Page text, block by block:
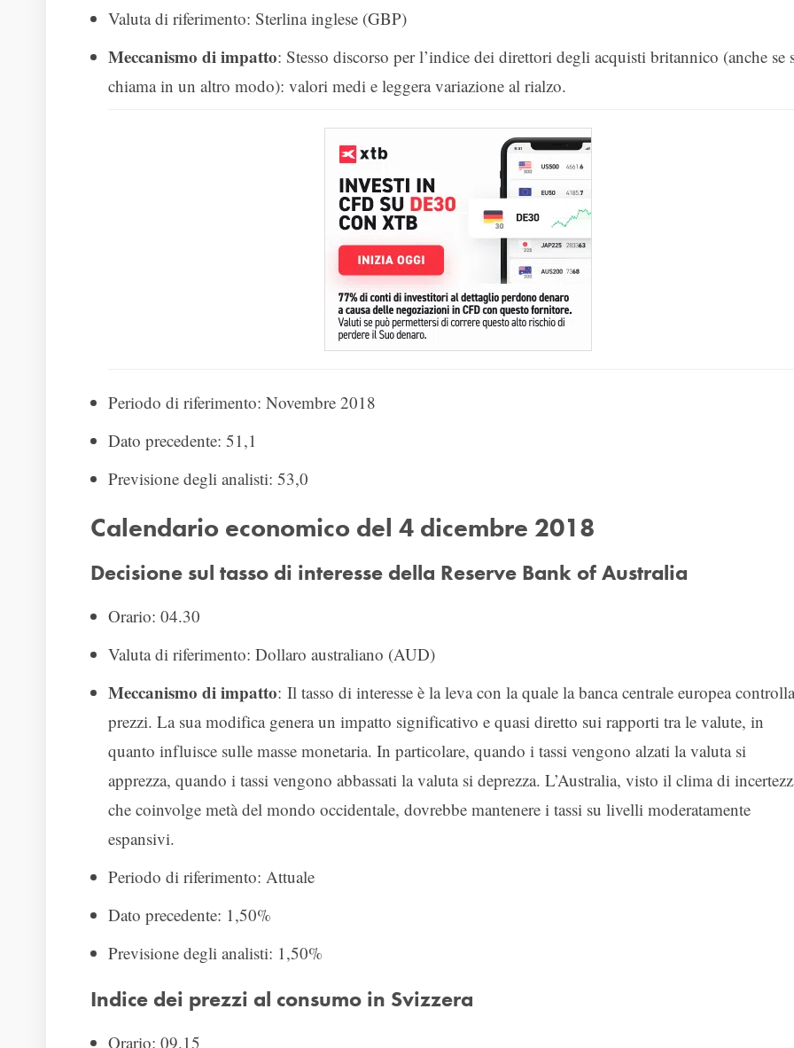
Valuta di riferimento: Sterlina inglese (GBP)
Meccanismo di impatto: Stesso discorso per l’indice dei direttori degli acquisti britannico (anche se
chiama in un altro modo): valori medi e leggera variazione al rialzo.
Periodo di riferimento: Novembre 2018
Dato precedente: 51,1
Previsione degli analisti: 53,0
Calendario economico del 4 dicembre 2018
Decisione sul tasso di interesse della Reserve Bank of Australia
Orario: 04.30
Valuta di riferimento: Dollaro australiano (AUD)
Meccanismo di impatto: Il tasso di interesse è la leva con la quale la banca centrale europea
prezzi. La sua modifica genera un impatto significativo e quasi diretto sui rapporti tra le valute, in
quanto influisce sulle masse monetaria. In particolare, quando i tassi vengono alzati la valuta si
apprezza, quando i tassi vengono abbassati la valuta si deprezza. L’Australia, visto il clima di
che coinvolge metà del mondo occidentale, dovrebbe mantenere i tassi su livelli moderatamente
espansivi.
Periodo di riferimento: Attuale
Dato precedente: 1,50%
Previsione degli analisti: 1,50%
Indice dei prezzi al consumo in Svizzera
Orario: 09.15